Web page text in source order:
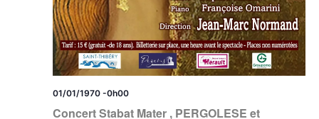
Concert Stabat Mater , PERGOLESE et
01/01/1970 -0h00